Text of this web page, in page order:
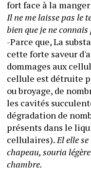
Il ne me laisse pas le
-Parce que, La
cette forte saveur
dommages aux
cellule est détruite
ou broyage, de
les cavités
dégradation de
présents dans le
cellulaires). El elle
chapeau, souria